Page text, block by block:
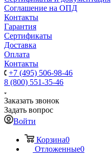
Соглашение на ОПД
Контакты
Гарантия
Сертификаты
Доставка
Оплата
Контакты
+7 (495) 506-98-46
8 (800) 551-35-46
Заказать звонок
Задать вопрос
Войти
Корзина0
Отложенные0